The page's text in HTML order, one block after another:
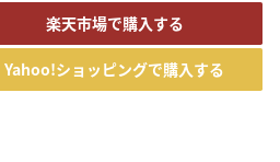
楽天市場で購入する
Yahoo!ショッピングで購入する